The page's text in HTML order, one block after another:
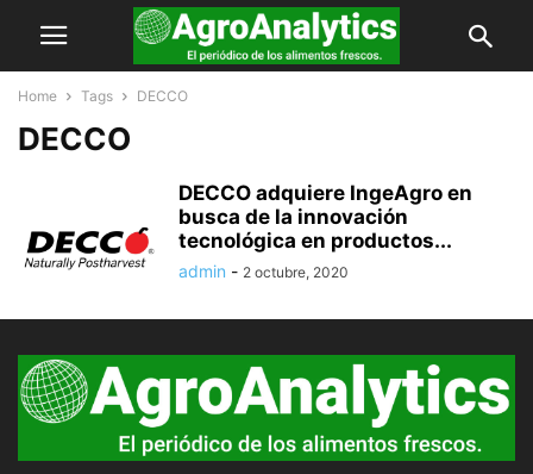
Home Tags DECCO
DECCO
DECCO adquiere IngeAgro en
busca de la innovación
tecnológica en productos...
admin - 2 octubre, 2020